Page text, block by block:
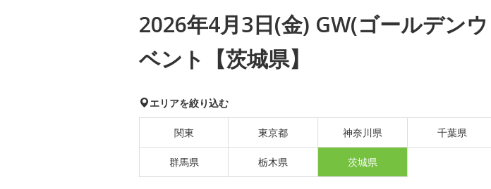
2026年4月3日(金) GW(ゴールデン
ベント【茨城県】
エリアを絞り込む
関東 東京都 神奈川県 千葉県
群馬県 栃木県 茨城県